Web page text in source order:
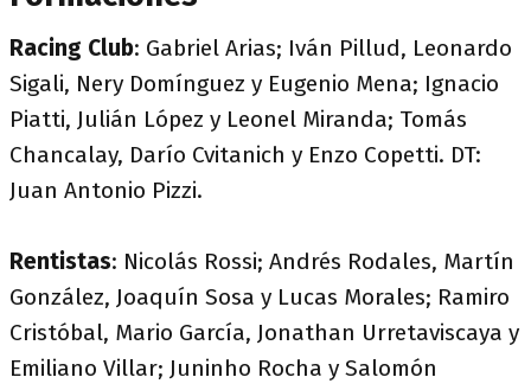
Racing Club: Gabriel Arias; Iván Pillud, Leonardo
Sigali, Nery Domínguez y Eugenio Mena; Ignacio
Piatti, Julián López y Leonel Miranda; Tomás
Chancalay, Darío Cvitanich y Enzo Copetti. DT:
Juan Antonio Pizzi.
Rentistas: Nicolás Rossi; Andrés Rodales, Martín
González, Joaquín Sosa y Lucas Morales; Ramiro
Cristóbal, Mario García, Jonathan Urretaviscaya y
Emiliano Villar; Juninho Rocha y Salomón